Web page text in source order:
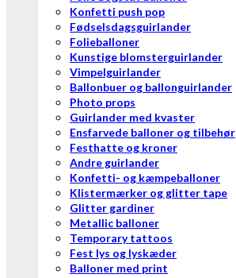
Konfetti push pop
Fødselsdagsguirlander
Folieballoner
Kunstige blomsterguirlander
Vimpelguirlander
Ballonbuer og ballonguirlander
Photo props
Guirlander med kvaster
Ensfarvede balloner og tilbehør
Festhatte og kroner
Andre guirlander
Konfetti- og kæmpeballoner
Klistermærker og glitter tape
Glitter gardiner
Metallic balloner
Temporary tattoos
Fest lys og lyskæder
Balloner med print